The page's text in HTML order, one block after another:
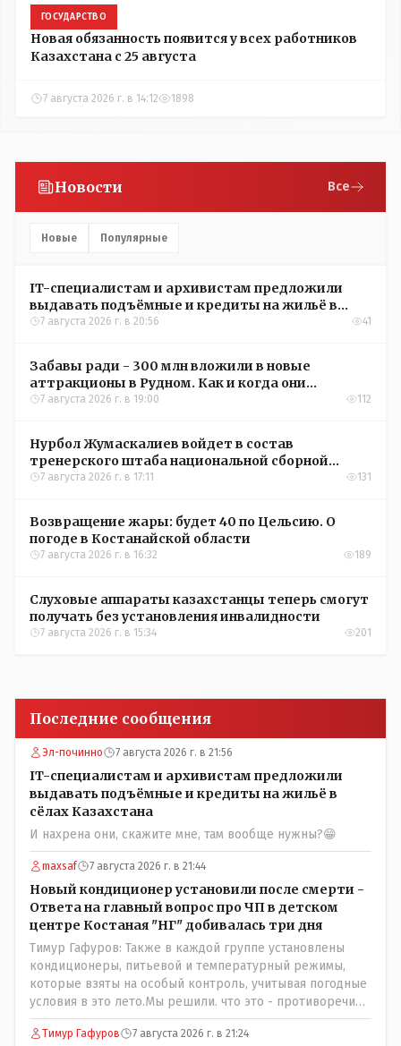
ГОСУДАРСТВО
Новая обязанность появится у всех работников
Казахстана с 25 августа
7 августа 2026 г. в 14:12 1898
Новости Все
Новые Популярные
IT-специалистам и архивистам предложили
выдавать подъёмные и кредиты на жильё в
сёлах Казахстана
7 августа 2026 г. в 20:56 41
Забавы ради - 300 млн вложили в новые
аттракционы в Рудном. Как и когда они
окупятся?
7 августа 2026 г. в 19:00 112
Нурбол Жумаскалиев войдет в состав
тренерского штаба национальной сборной
Казахстана по футболу
7 августа 2026 г. в 17:11 131
Возвращение жары: будет 40 по Цельсию. О
погоде в Костанайской области
7 августа 2026 г. в 16:32 189
Слуховые аппараты казахстанцы теперь смогут
получать без установления инвалидности
7 августа 2026 г. в 15:34 201
Последние сообщения
Эл-починно 7 августа 2026 г. в 21:56
IT-специалистам и архивистам предложили
выдавать подъёмные и кредиты на жильё в
сёлах Казахстана
И нахрена они, скажите мне, там вообще нужны?😁
maxsaf 7 августа 2026 г. в 21:44
Новый кондиционер установили после смерти -
Ответа на главный вопрос про ЧП в детском
центре Костаная "НГ" добивалась три дня
Тимур Гафуров: Также в каждой группе установлены
кондиционеры, питьевой и температурный режимы,
которые взяты на особый контроль, учитывая погодные
условия в это лето.Мы решили. что это - противоречие.
Вы считаете иначе?Ну тут противоречия нет. Этот
комментарий прозвучал на следующий день после
Тимур Гафуров 7 августа 2026 г. в 21:24